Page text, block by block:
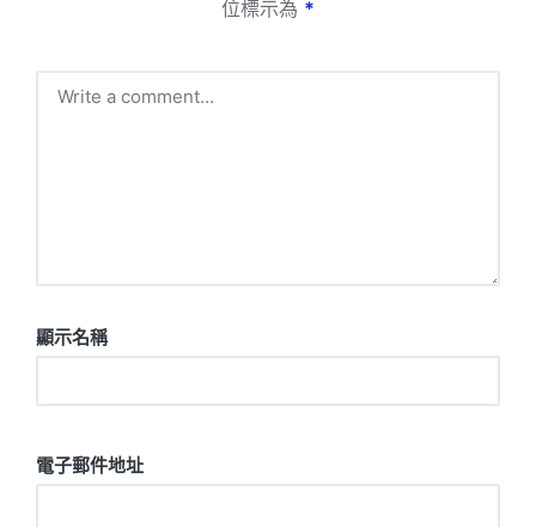
位標示為 *
顯示名稱
電子郵件地址